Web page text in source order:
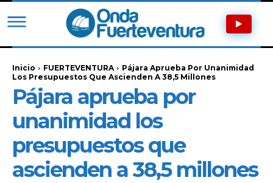
Inicio FUERTEVENTURA
Pájara Aprueba Por Unanimidad
Los Presupuestos Que Ascienden A 38,5 Millones
Pájara aprueba por
unanimidad los
presupuestos que
ascienden a 38,5 millones